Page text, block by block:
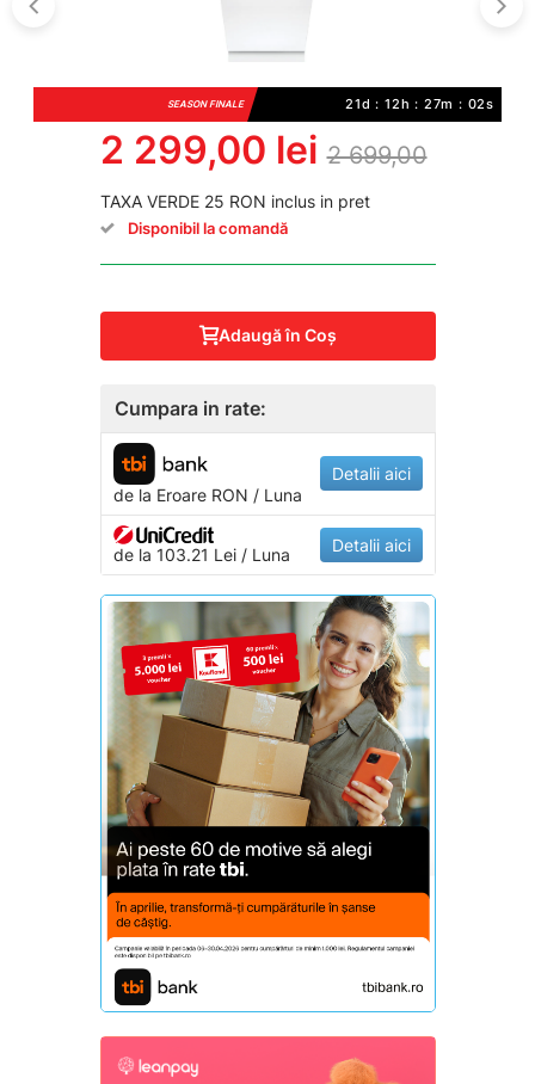
SEASON FINALE 21d : 12h : 27m : 02s
2 299,00 lei 2 699,00
TAXA VERDE 25 RON inclus in pret
Disponibil la comandă
Adaugă în Coş
Cumpara in rate:
de la EroareRON / Luna
Detalii aici
de la 103.21 Lei / Luna Detalii aici